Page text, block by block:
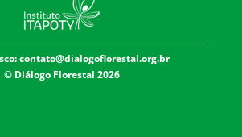
contato@dialogoflorestal.org.br
© Diálogo Florestal 2026